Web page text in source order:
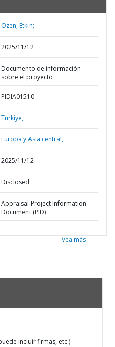
Ozen, Etkin;
2025/11/12
Documento de información
sobre el proyecto
PIDIA01510
Turkiye,
Europa y Asia central,
2025/11/12
Disclosed
Appraisal Project Information
Document (PID)
Vea más
incluir firmas, etc.)